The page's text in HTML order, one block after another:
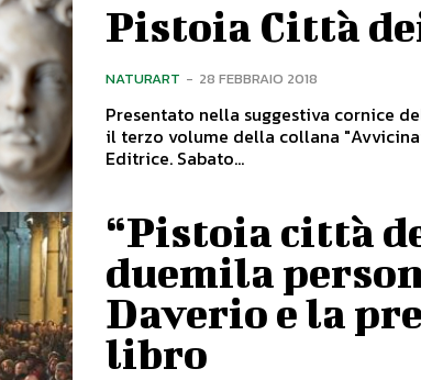
Pistoia Città
NATURART - 28 FEBBRAIO 2018
Presentato nella suggestiva cornice
il terzo volume della collana
Editrice. Sabato...
“Pistoia città
duemila
Daverio e la
libro